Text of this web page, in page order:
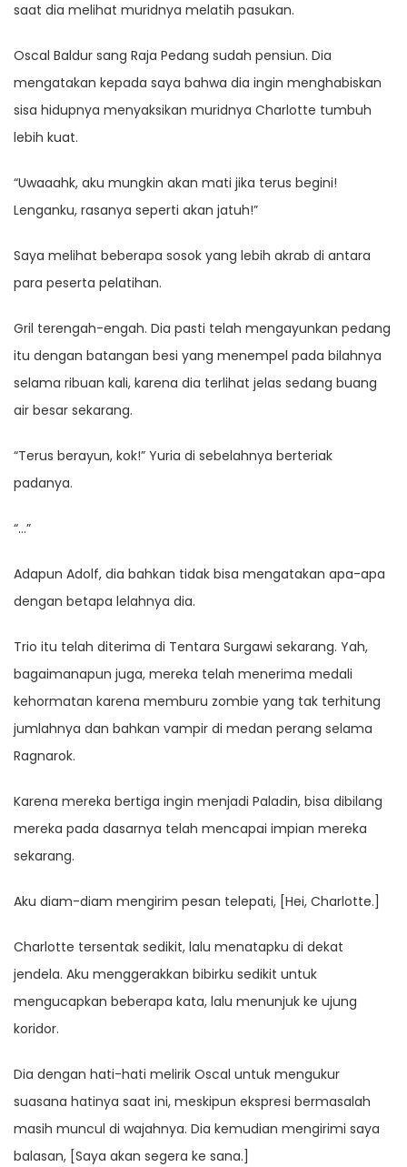
saat dia melihat muridnya melatih pasukan.
Oscal Baldur sang Raja Pedang sudah pensiun. Dia
mengatakan kepada saya bahwa dia ingin menghabiskan
sisa hidupnya menyaksikan muridnya Charlotte tumbuh
lebih kuat.
“Uwaaahk, aku mungkin akan mati jika terus begini!
Lenganku, rasanya seperti akan jatuh!”
Saya melihat beberapa sosok yang lebih akrab di antara
para peserta pelatihan.
Gril terengah-engah. Dia pasti telah mengayunkan pedang
itu dengan batangan besi yang menempel pada bilahnya
selama ribuan kali, karena dia terlihat jelas sedang buang
air besar sekarang.
“Terus berayun, kok!” Yuria di sebelahnya berteriak
padanya.
“…”
Adapun Adolf, dia bahkan tidak bisa mengatakan apa-apa
dengan betapa lelahnya dia.
Trio itu telah diterima di Tentara Surgawi sekarang. Yah,
bagaimanapun juga, mereka telah menerima medali
kehormatan karena memburu zombie yang tak terhitung
jumlahnya dan bahkan vampir di medan perang selama
Ragnarok.
Karena mereka bertiga ingin menjadi Paladin, bisa dibilang
mereka pada dasarnya telah mencapai impian mereka
sekarang.
Aku diam-diam mengirim pesan telepati, [Hei, Charlotte.]
Charlotte tersentak sedikit, lalu menatapku di dekat
jendela. Aku menggerakkan bibirku sedikit untuk
mengucapkan beberapa kata, lalu menunjuk ke ujung
koridor.
Dia dengan hati-hati melirik Oscal untuk mengukur
suasana hatinya saat ini, meskipun ekspresi bermasalah
masih muncul di wajahnya. Dia kemudian mengirimi saya
balasan, [Saya akan segera ke sana.]